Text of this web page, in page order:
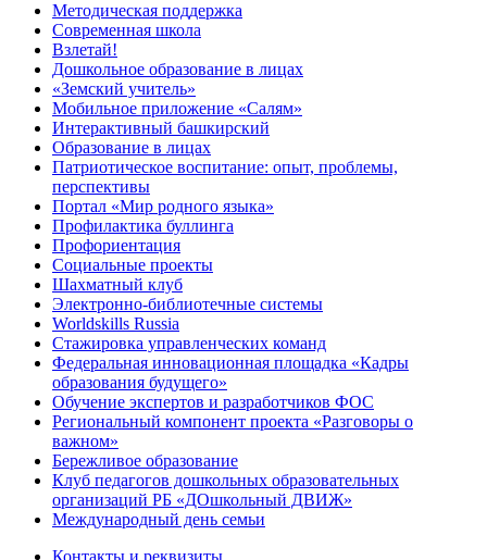
Методическая поддержка
Современная школа
Взлетай!
Дошкольное образование в лицах
«Земский учитель»
Мобильное приложение «Салям»
Интерактивный башкирский
Образование в лицах
Патриотическое воспитание: опыт, проблемы,
перспективы
Портал «Мир родного языка»
Профилактика буллинга
Профориентация
Социальные проекты
Шахматный клуб
Электронно-библиотечные системы
Worldskills Russia
Стажировка управленческих команд
Федеральная инновационная площадка «Кадры
образования будущего»
Обучение экспертов и разработчиков ФОС
Региональный компонент проекта «Разговоры о
важном»
Бережливое образование
Клуб педагогов дошкольных образовательных
организаций РБ «ДОшкольный ДВИЖ»
Международный день семьи
Контакты и реквизиты